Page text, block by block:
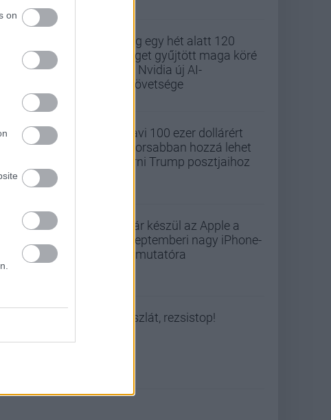
on
Alig egy hét alatt 120
céget gyűjtött maga köré
az Nvidia új AI-
szövetsége
Havi 100 ezer dollárért
gyorsabban hozzá lehet
férni Trump posztjaihoz
Már készül az Apple a
szeptemberi nagy iPhone-
bemutatóra
Viszlát, rezsistop!